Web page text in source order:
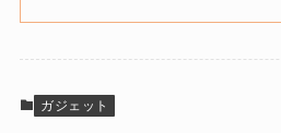
ガジェット